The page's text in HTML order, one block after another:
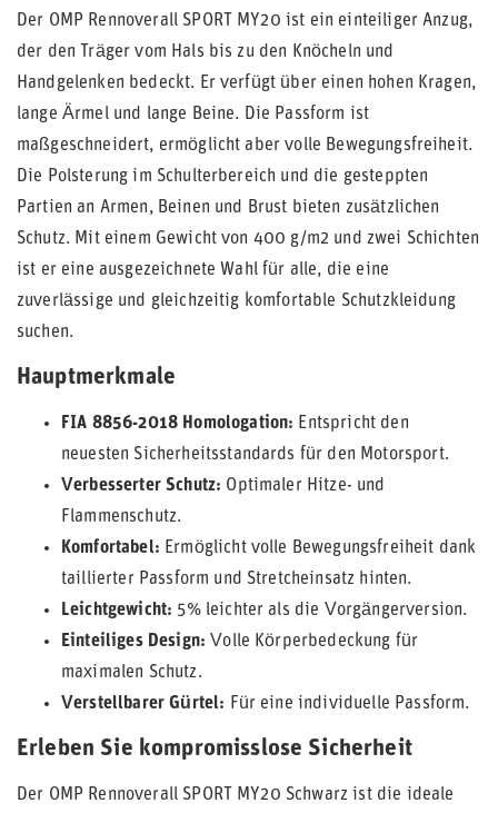
Der OMP Rennoverall SPORT MY20 ist ein einteiliger Anzug,
der den Träger vom Hals bis zu den Knöcheln und
Handgelenken bedeckt. Er verfügt über einen hohen Kragen,
lange Ärmel und lange Beine. Die Passform ist
maßgeschneidert, ermöglicht aber volle Bewegungsfreiheit.
Die Polsterung im Schulterbereich und die gesteppten
Partien an Armen, Beinen und Brust bieten zusätzlichen
Schutz. Mit einem Gewicht von 400 g/m2 und zwei Schichten
ist er eine ausgezeichnete Wahl für alle, die eine
zuverlässige und gleichzeitig komfortable Schutzkleidung
suchen.
Hauptmerkmale
FIA 8856-2018 Homologation: Entspricht den
neuesten Sicherheitsstandards für den Motorsport.
Verbesserter Schutz: Optimaler Hitze- und
Flammenschutz.
Komfortabel: Ermöglicht volle Bewegungsfreiheit dank
taillierter Passform und Stretcheinsatz hinten.
Leichtgewicht: 5% leichter als die Vorgängerversion.
Einteiliges Design: Volle Körperbedeckung für
maximalen Schutz.
Verstellbarer Gürtel: Für eine individuelle Passform.
Erleben Sie kompromisslose Sicherheit
Der OMP Rennoverall SPORT MY20 Schwarz ist die ideale